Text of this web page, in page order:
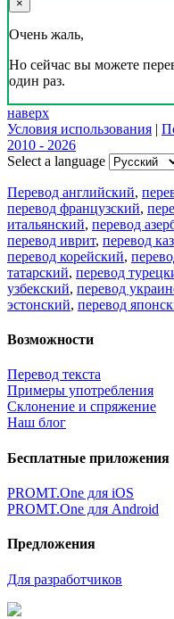
×
Очень жаль,
Но сейчас вы можете
один раз.
наверх
Условия использования |
2010 - 2026
Select a language
Перевод английский,
перевод французский,
итальянский, перевод
перевод иврит, перевод
перевод корейский,
татарский, перевод
узбекский, перевод
эстонский, перевод
Возможности
Перевод текста
Примеры употребления
Склонение и спряжение
Наш блог
Бесплатные приложения
PROMT.One для iOS
PROMT.One для Android
Предложения
Для разработчиков